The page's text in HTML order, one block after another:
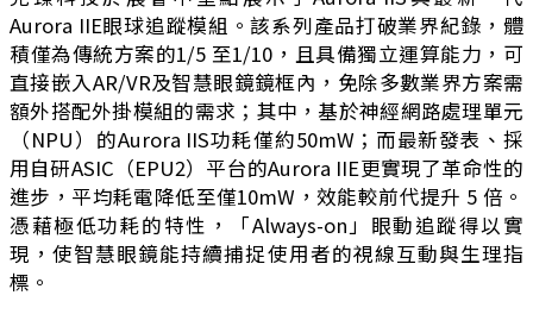
Aurora IIE眼球追蹤模組。該系列產品打破業界紀錄，體
積僅為傳統方案的1/5 至1/10，且具備獨立運算能力，可
直接嵌入AR/VR及智慧眼鏡鏡框內，免除多數業界方案需
額外搭配外掛模組的需求；其中，基於神經網路處理單元
（NPU）的Aurora IIS功耗僅約50mW；而最新發表、採
用自研ASIC（EPU2）平台的Aurora IIE更實現了革命性的
進步，平均耗電降低至僅10mW，效能較前代提升 5 倍。
憑藉極低功耗的特性，「Always-on」眼動追蹤得以實
現，使智慧眼鏡能持續捕捉使用者的視線互動與生理指
標。